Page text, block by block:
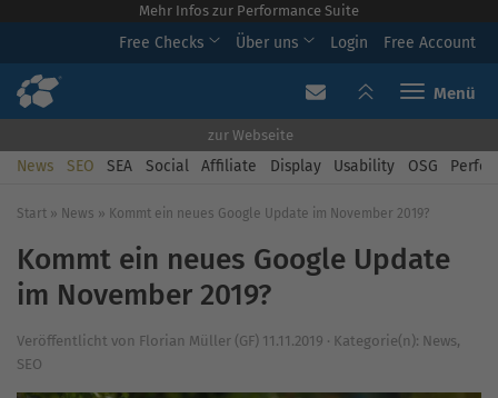
Mehr Infos zur Performance Suite
Free Checks Über uns Login Free Account
Toggle
zur Webseite
News SEO SEA Social Affiliate Display Usability OSG
Start » News » Kommt ein neues Google Update im November 2019?
Kommt ein neues Google Update
im November 2019?
Veröffentlicht von Florian Müller (GF) 11.11.2019 · Kategorie(n): News,
SEO